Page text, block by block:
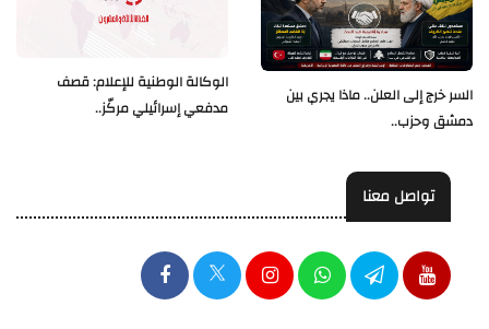
الوكالة الوطنية للإعلام: قصف
مدفعي إسرائيلي مركّز..
السر خرج إلى العلن.. ماذا يجري بين
دمشق وحزب..
تواصل معنا